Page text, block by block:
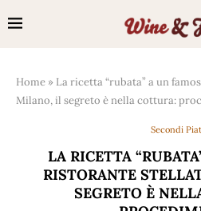
Home » La ricetta “rubata” a un
Milano, il segreto è nella cottura:
Secondi
LA RICETTA
RISTORANTE
SEGRETO È